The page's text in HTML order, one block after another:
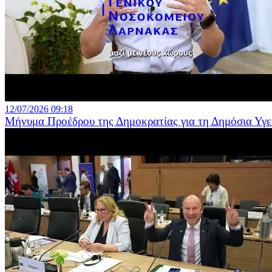
12/07/2026 09:18
Μήνυμα Προέδρου της Δημοκρατίας για τη Δημόσια